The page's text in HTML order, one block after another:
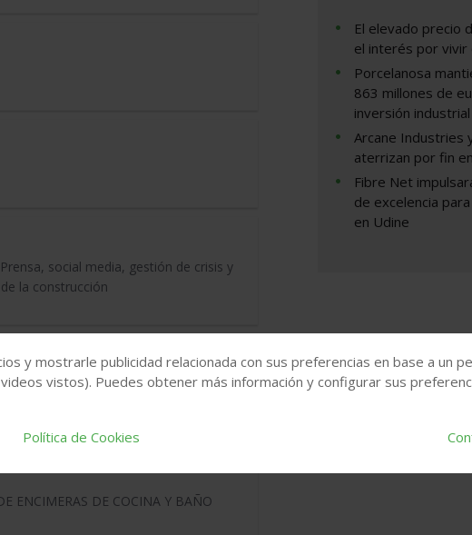
social media, gestión de crisis y
la construcción
FACHADAS, PORTALES y
ENCIMERAS DE COCINA Y BAÑO
El elevado precio
el interés por vivir
Porcelanosa
863 millones de
inversión
Arcane Industries
aterrizan por fin
Fibre Net
de excelencia
en Udine
y mostrarle publicidad relacionada con sus preferencias en base a un
vistos). Puedes obtener más información y configurar sus
Política de Cookies